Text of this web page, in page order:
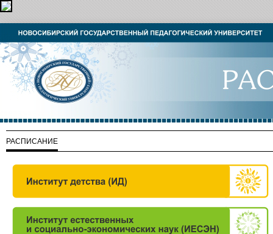
РАСПИСАНИЕ